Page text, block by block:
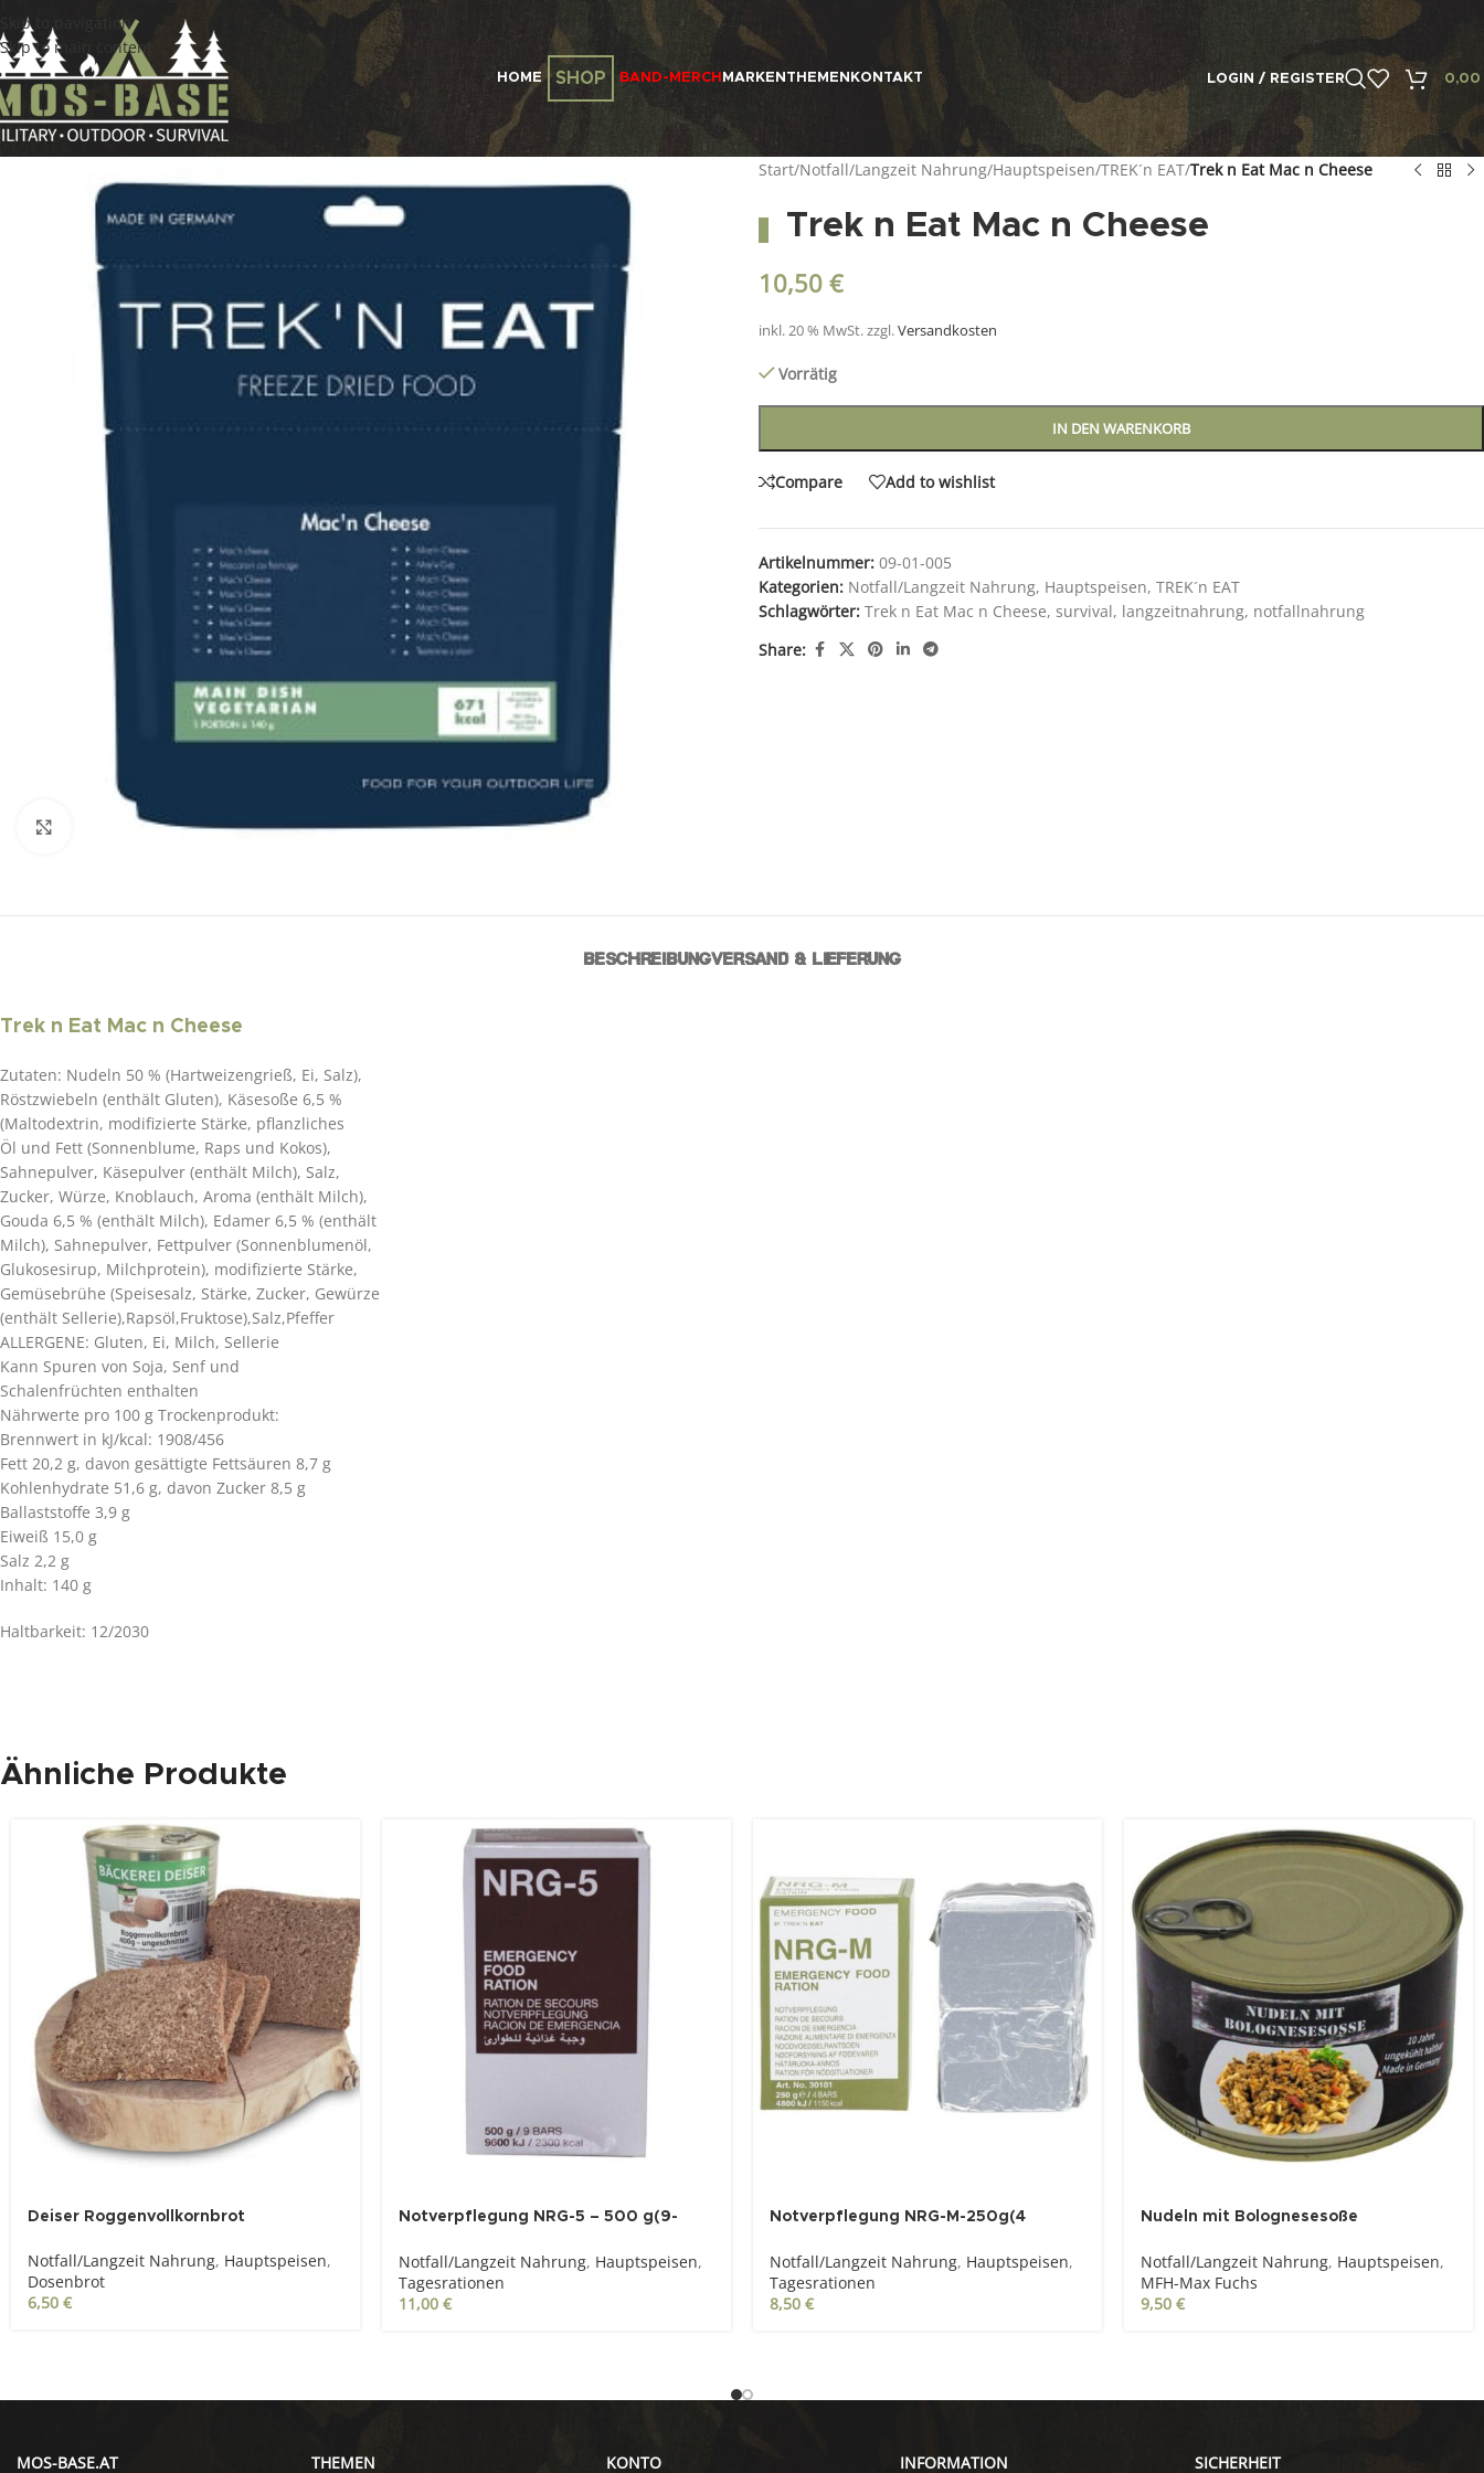
Skip to navigation
Skip to main content
HOME SHOP BAND-MERCH MARKEN THEMEN KONTAKT LOGIN / REGISTER 0,00
Click to enlarge
Start/Notfall/Langzeit Nahrung/Hauptspeisen/TREK´n EAT/Trek n Eat Mac n Cheese
Trek n Eat Mac n Cheese
10,50 €
inkl. 20 % MwSt.zzgl.Versandkosten
Vorrätig
IN DEN WARENKORB
Compare Add to wishlist
Artikelnummer: 09-01-005
Kategorien: Notfall/Langzeit Nahrung, Hauptspeisen, TREK´n EAT
Schlagwörter: Trek n Eat Mac n Cheese, survival, langzeitnahrung, notfallnahrung
Share:
BESCHREIBUNGVERSAND & LIEFERUNG
Trek n Eat Mac n Cheese
Zutaten: Nudeln 50 % (Hartweizengrieß, Ei, Salz),
Röstzwiebeln (enthält Gluten), Käsesoße 6,5 %
(Maltodextrin, modifizierte Stärke, pflanzliches
Öl und Fett (Sonnenblume, Raps und Kokos),
Sahnepulver, Käsepulver (enthält Milch), Salz,
Zucker, Würze, Knoblauch, Aroma (enthält Milch),
Gouda 6,5 % (enthält Milch), Edamer 6,5 % (enthält
Milch), Sahnepulver, Fettpulver (Sonnenblumenöl,
Glukosesirup, Milchprotein), modifizierte Stärke,
Gemüsebrühe (Speisesalz, Stärke, Zucker, Gewürze
(enthält Sellerie),Rapsöl,Fruktose),Salz,Pfeffer
ALLERGENE: Gluten, Ei, Milch, Sellerie
Kann Spuren von Soja, Senf und
Schalenfrüchten enthalten
Nährwerte pro 100 g Trockenprodukt:
Brennwert in kJ/kcal: 1908/456
Fett 20,2 g, davon gesättigte Fettsäuren 8,7 g
Kohlenhydrate 51,6 g, davon Zucker 8,5 g
Ballaststoffe 3,9 g
Eiweiß 15,0 g
Salz 2,2 g
Inhalt: 140 g
Haltbarkeit: 12/2030
Ähnliche Produkte
Deiser Roggenvollkornbrot
Notfall/Langzeit Nahrung, Hauptspeisen,
Dosenbrot
6,50 €
Notverpflegung NRG-5 – 500 g(9-
Notfall/Langzeit Nahrung, Hauptspeisen,
Tagesrationen
11,00 €
Notverpflegung NRG-M-250g(4
Notfall/Langzeit Nahrung, Hauptspeisen,
Tagesrationen
8,50 €
Nudeln mit Bolognesesoße
Notfall/Langzeit Nahrung, Hauptspeisen,
MFH-Max Fuchs
9,50 €
MOS-BASE.AT THEMEN KONTO INFORMATION SICHERHEIT